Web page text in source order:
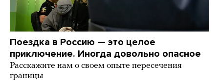
Поездка в Россию — это целое
приключение. Иногда довольно опасное
Расскажите нам о своем опыте пересечения
границы